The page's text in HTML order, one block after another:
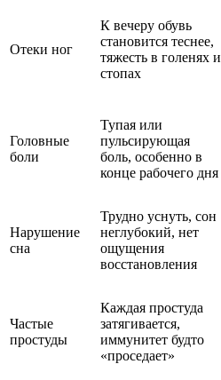
Отеки ног
К вечеру обувь
становится теснее,
тяжесть в голенях и
стопах
Головные
боли
Тупая или
пульсирующая
боль, особенно в
конце рабочего дня
Нарушение
сна
Трудно уснуть, сон
неглубокий, нет
ощущения
восстановления
Частые
простуды
Каждая простуда
затягивается,
иммунитет будто
«проседает»